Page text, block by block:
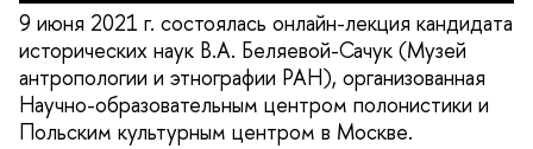
9 июня 2021 г. состоялась онлайн-лекция кандидата
исторических наук В.А. Беляевой-Сачук (Музей
антропологии и этнографии РАН), организованная
Научно-образовательным центром полонистики и
Польским культурным центром в Москве.